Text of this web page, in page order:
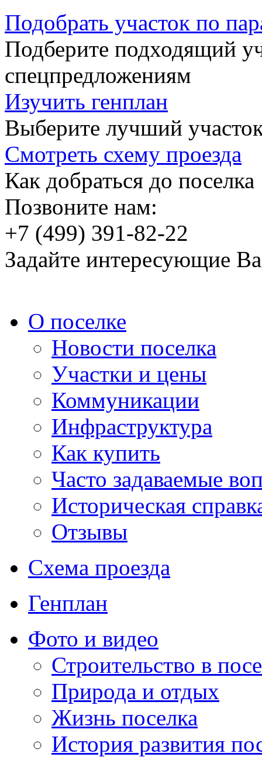
Подобрать участок по
Подберите подходящий
спецпредложениям
Изучить генплан
Выберите лучший
Смотреть схему проезда
Как добраться до поселка
Позвоните нам:
+7 (499) 391-82-22
Задайте интересующие
О поселке
Новости поселка
Участки и цены
Коммуникации
Инфраструктура
Как купить
Часто задаваемые
Историческая
Отзывы
Схема проезда
Генплан
Фото и видео
Строительство в
Природа и отдых
Жизнь поселка
История развития